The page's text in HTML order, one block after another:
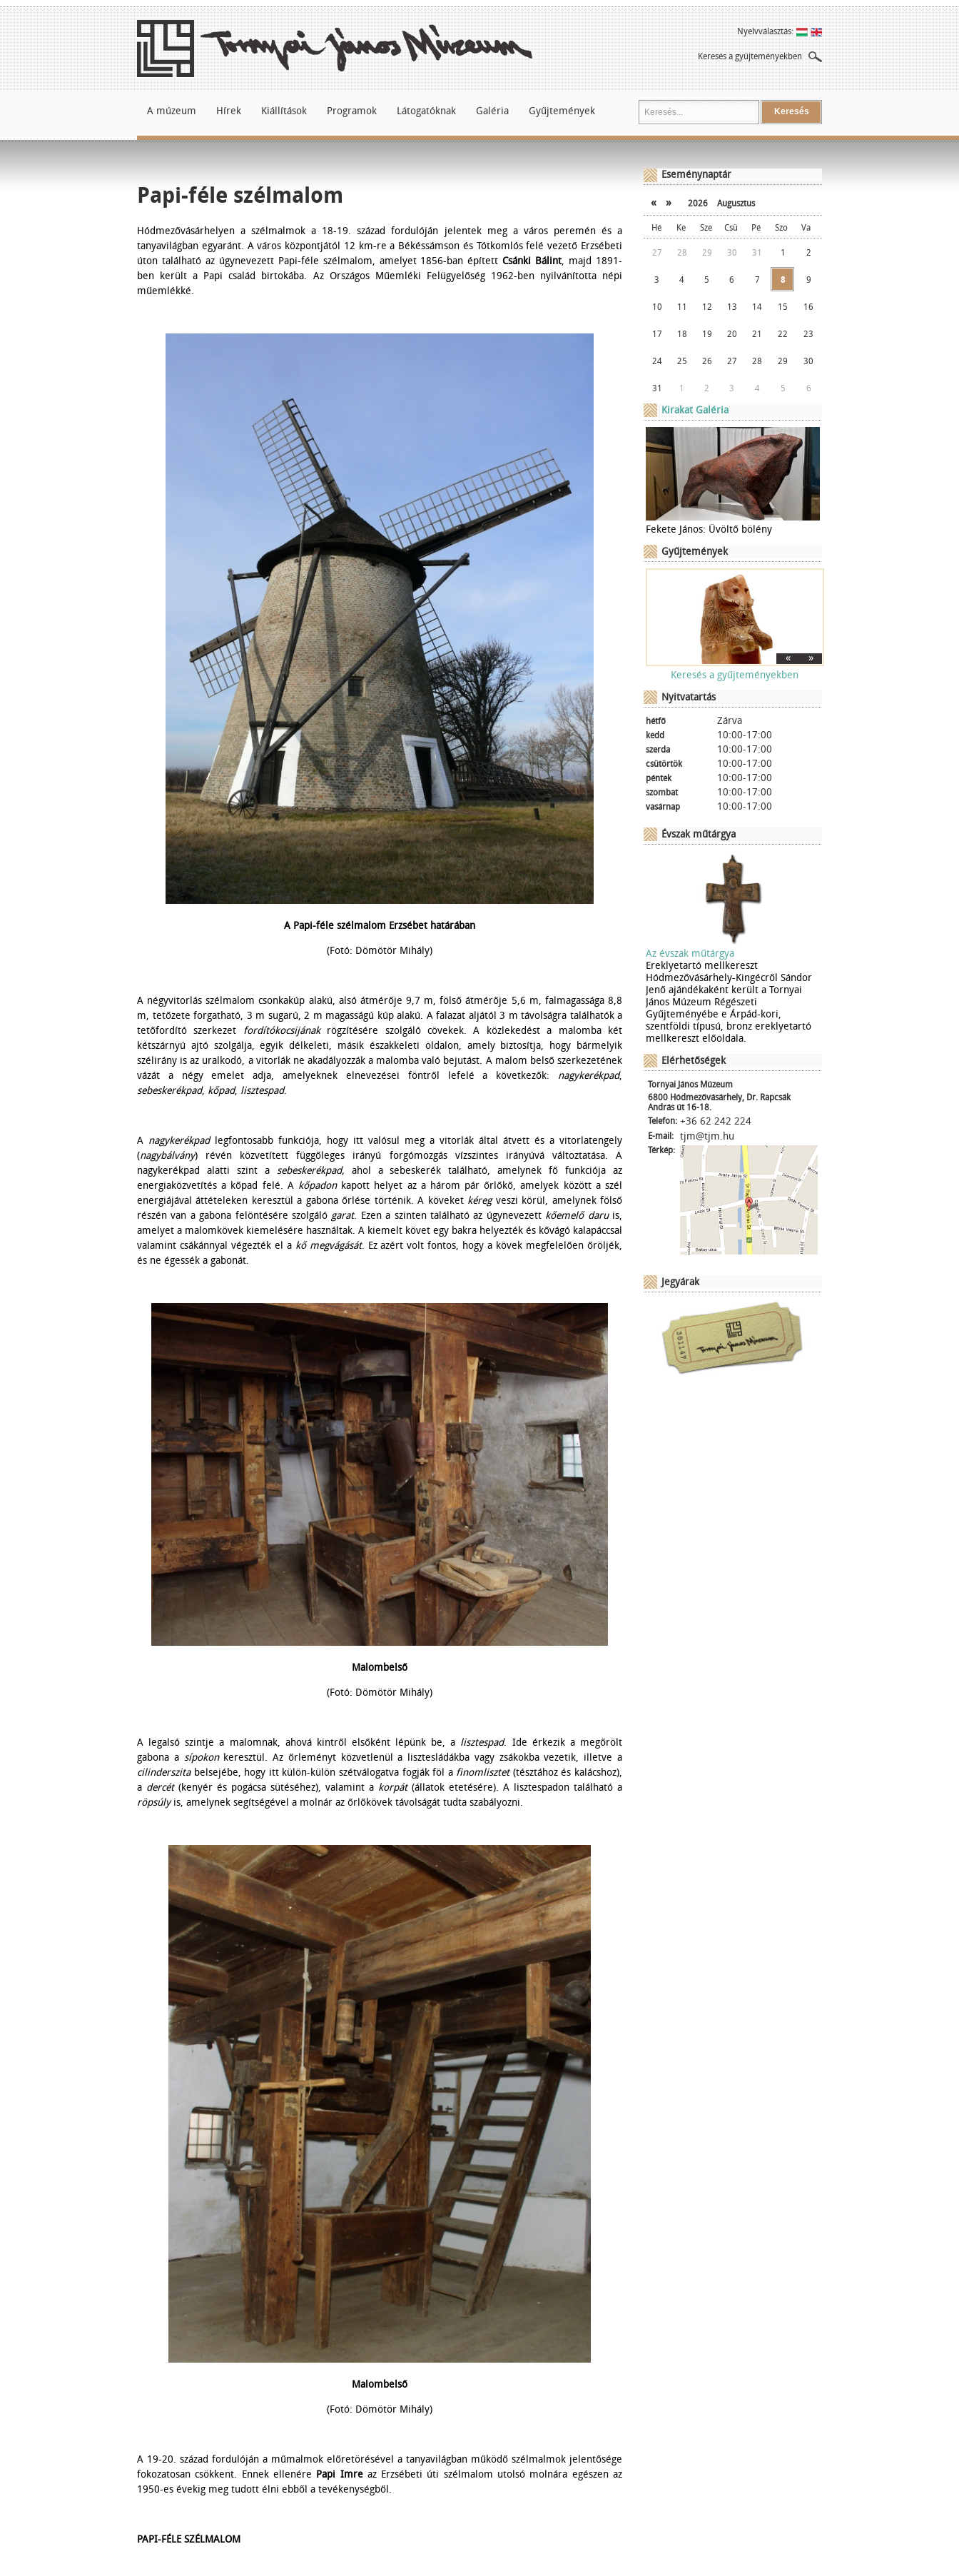
Nyelvválasztás:
Keresés a gyűjteményekben
A múzeum Hírek Kiállítások Programok Látogatóknak Galéria Gyűjtemények Keresés
Papi-féle szélmalom
Hódmezővásárhelyen a szélmalmok a 18-19. század fordulóján jelentek meg a város peremén és a
tanyavilágban egyaránt. A város központjától 12 km-re a Békéssámson és Tótkomlós felé vezető Erzsébeti
úton található az úgynevezett Papi-féle szélmalom, amelyet 1856-ban építettCsánki Bálint, majd 1891-
ben került a Papi család birtokába. Az Országos Műemléki Felügyelőség 1962-ben nyilvánította népi
műemlékké.
A Papi-féle szélmalom Erzsébet határában
(Fotó: Dömötör Mihály)
A négyvitorlás szélmalom csonkakúp alakú, alsó átmérője 9,7 m, fölső átmérője 5,6 m, falmagassága 8,8
m, tetőzete forgatható, 3 m sugarú, 2 m magasságú kúp alakú. A falazat aljától 3 m távolságra találhatók a
tetőfordító szerkezet fordítókocsijánakrögzítésére szolgáló cövekek. A közlekedést a malomba két
kétszárnyú ajtó szolgálja, egyik délkeleti, másik északkeleti oldalon, amely biztosítja, hogy bármelyik
szélirány is az uralkodó, a vitorlák ne akadályozzák a malomba való bejutást. A malom belső szerkezetének
vázát a négy emelet adja, amelyeknek elnevezései föntről lefelé a következők: nagykerékpad,
sebeskerékpad, kőpad, lisztespad.
A nagykerékpad legfontosabb funkciója, hogy itt valósul meg a vitorlák által átvett és a vitorlatengely
(nagybálvány) révén közvetített függőleges irányú forgómozgás vízszintes irányúvá változtatása. A
nagykerékpad alatti szint a sebeskerékpad, ahol a sebeskerék található, amelynek fő funkciója az
energiaközvetítés a kőpad felé. A kőpadonkapott helyet az a három pár őrlőkő, amelyek között a szél
energiájával áttételeken keresztül a gabona őrlése történik. A köveket kéregveszi körül, amelynek fölső
részén van a gabona felöntésére szolgáló garat. Ezen a szinten található az úgynevezett kőemelő daruis,
amelyet a malomkövek kiemelésére használtak. A kiemelt követ egy bakra helyezték és kővágó kalapáccsal
valamint csákánnyal végezték el a kő megvágását. Ez azért volt fontos, hogy a kövek megfelelően őröljék,
és ne égessék a gabonát.
Malombelső
(Fotó: Dömötör Mihály)
A legalsó szintje a malomnak, ahová kintről elsőként lépünk be, a lisztespad. Ide érkezik a megőrölt
gabona a sípokonkeresztül. Az őrleményt közvetlenül a lisztesládákba vagy zsákokba vezetik, illetve a
cilinderszitabelsejébe, hogy itt külön-külön szétválogatva fogják föl a finomlisztet(tésztához és kalácshoz),
a dercét(kenyér és pogácsa sütéséhez), valamint a korpát(állatok etetésére). A lisztespadon található a
röpsúlyis, amelynek segítségével a molnár az őrlőkövek távolságát tudta szabályozni.
Malombelső
(Fotó: Dömötör Mihály)
A 19-20. század fordulóján a műmalmok előretörésével a tanyavilágban működő szélmalmok jelentősége
fokozatosan csökkent. Ennek ellenére Papi Imreaz Erzsébeti úti szélmalom utolsó molnára egészen az
1950-es évekig meg tudott élni ebből a tevékenységből.
PAPI-FÉLE SZÉLMALOM
Eseménynaptár
« » 2026 Augusztus
Hé Ke Sze Csü Pé Szo Va
27 28 29 30 31 1 2
3 4 5 6 7 8 9
10 11 12 13 14 15 16
17 18 19 20 21 22 23
24 25 26 27 28 29 30
31 1 2 3 4 5 6
Kirakat Galéria
Fekete János: Üvöltő bölény
Gyűjtemények
« »
Keresés a gyűjteményekben
Nyitvatartás
hétfő Zárva
kedd 10:00-17:00
szerda 10:00-17:00
csütörtök 10:00-17:00
péntek 10:00-17:00
szombat 10:00-17:00
vasárnap 10:00-17:00
Évszak műtárgya
Az évszak műtárgya
Ereklyetartó mellkereszt
Hódmezővásárhely-Kingécről Sándor
Jenő ajándékaként került a Tornyai
János Múzeum Régészeti
Gyűjteményébe e Árpád-kori,
szentföldi típusú, bronz ereklyetartó
mellkereszt előoldala.
Elérhetőségek
Tornyai János Múzeum
6800 Hódmezővásárhely, Dr. Rapcsák
András út 16-18.
Telefon: +36 62 242 224
E-mail: tjm@tjm.hu
Térkép:
Jegyárak